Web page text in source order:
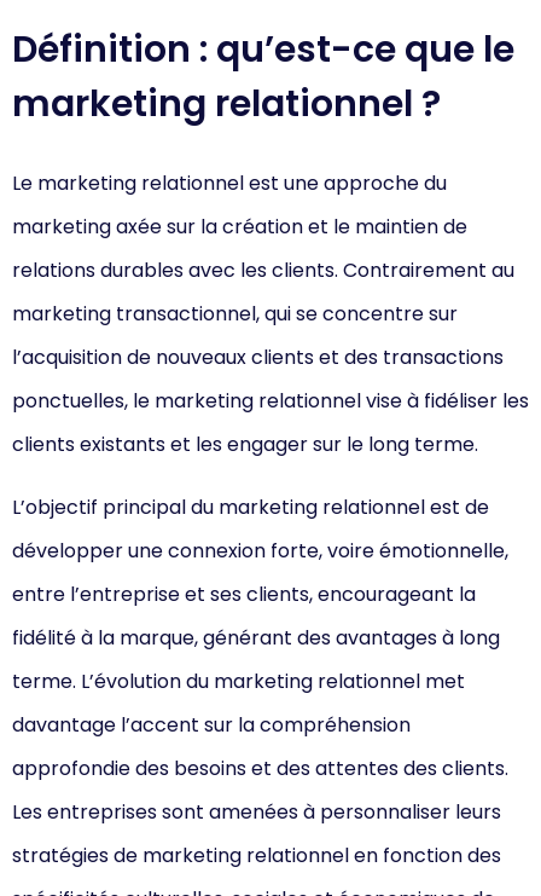
Définition : qu’est-ce que le
marketing relationnel ?
Le marketing relationnel est une approche du
marketing axée sur la création et le maintien de
relations durables avec les clients. Contrairement au
marketing transactionnel, qui se concentre sur
l’acquisition de nouveaux clients et des transactions
ponctuelles, le marketing relationnel vise à fidéliser les
clients existants et les engager sur le long terme.
L’objectif principal du marketing relationnel est de
développer une connexion forte, voire émotionnelle,
entre l’entreprise et ses clients, encourageant la
fidélité à la marque, générant des avantages à long
terme. L’évolution du marketing relationnel met
davantage l’accent sur la compréhension
approfondie des besoins et des attentes des clients.
Les entreprises sont amenées à personnaliser leurs
stratégies de marketing relationnel en fonction des